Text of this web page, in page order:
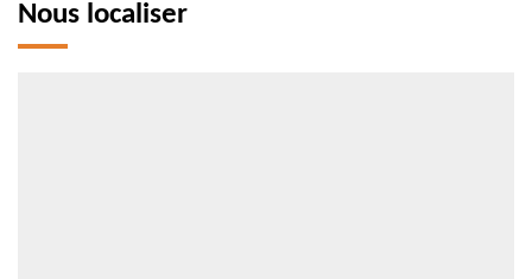
Nous localiser